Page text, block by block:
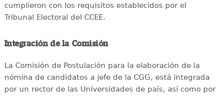
cumplieron con los requisitos establecidos por el
Tribunal Electoral del CCEE.
Integración de la Comisión
La Comisión de Postulación para la elaboración de la
nómina de candidatos a jefe de la CGG, está integrada
por un rector de las Universidades de país, así como por